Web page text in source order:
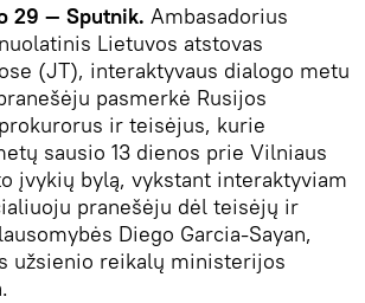
29 — Sputnik. Ambasadorius
Lietuvos atstovas
(JT), interaktyvaus dialogo metu
pasmerkė Rusijos
ir teisėjus, kurie
sausio 13 dienos prie Vilniaus
įvykių bylą, vykstant interaktyviam
pranešėju dėl teisėjų ir
Diego Garcia-Sayan,
užsienio reikalų ministerijos